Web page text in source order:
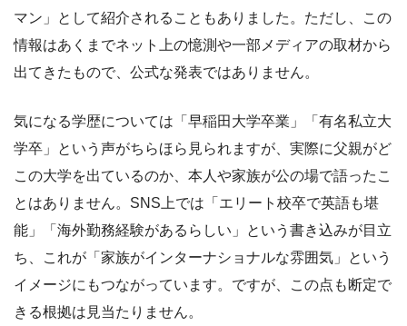
マン」として紹介されることもありました。ただし、この
情報はあくまでネット上の憶測や一部メディアの取材から
出てきたもので、公式な発表ではありません。
気になる学歴については「早稲田大学卒業」「有名私立大
学卒」という声がちらほら見られますが、実際に父親がど
この大学を出ているのか、本人や家族が公の場で語ったこ
とはありません。SNS上では「エリート校卒で英語も堪
能」「海外勤務経験があるらしい」という書き込みが目立
ち、これが「家族がインターナショナルな雰囲気」という
イメージにもつながっています。ですが、この点も断定で
きる根拠は見当たりません。